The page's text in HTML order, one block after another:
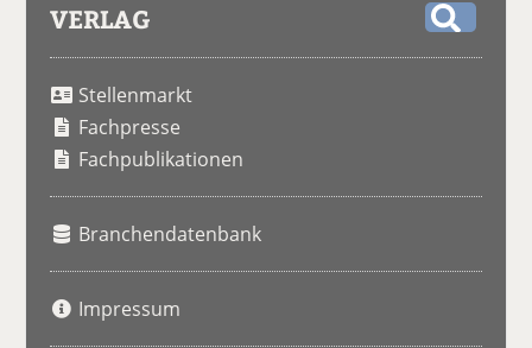
VERLAG
Stellenmarkt
Fachpresse
Fachpublikationen
Branchendatenbank
Impressum